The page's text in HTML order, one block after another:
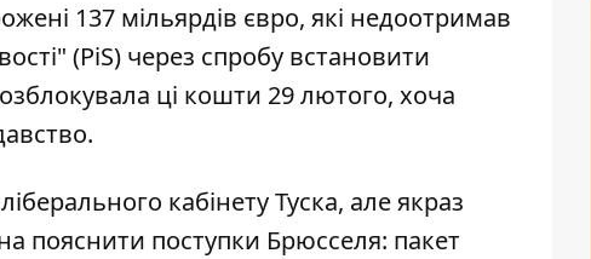
137 мільярдів євро, які недоотримав
(PiS) через спробу встановити
ці кошти 29 лютого, хоча
.
кабінету Туска, але якраз
пояснити поступки Брюсселя: пакет